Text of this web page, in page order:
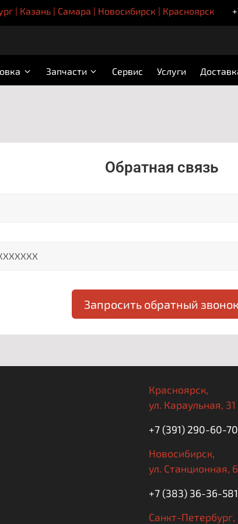
| Казань | Самара | Новосибирск | Красноярск
Запчасти Сервис Услуги
Обратная связь
Запросить обратный звонок
Красноярск,
ул. Караульная, 31
+7 (391) 290-60-70
Новосибирск,
ул. Станционная,
+7 (383) 36-36-581
Санкт-Петербург,